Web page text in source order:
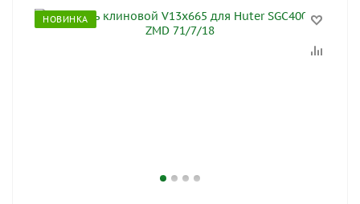
НОВИНКА